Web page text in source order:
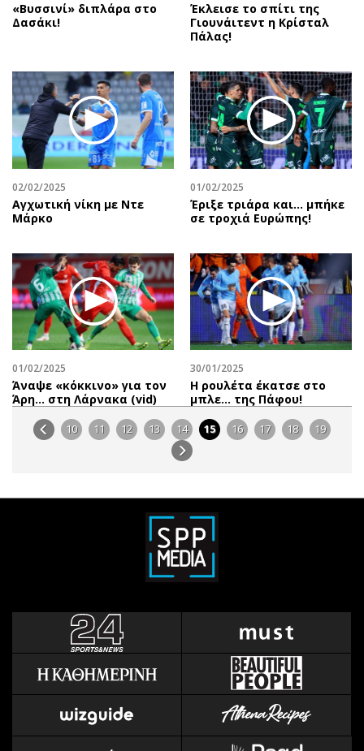
«Βυσσινί» διπλάρα στο
Δασάκι!
Έκλεισε το σπίτι της
Γιουνάιτεντ η Κρίσταλ
Πάλας!
02/02/2025
Αγχωτική νίκη με Ντε
Μάρκο
01/02/2025
Έριξε τριάρα και… μπήκε
σε τροχιά Ευρώπης!
01/02/2025
Άναψε «κόκκινο» για τον
Άρη… στη Λάρνακα (vid)
30/01/2025
Η ρουλέτα έκατσε στο
μπλε… της Πάφου!
10 11 12 13 14 15 16 17 18 19